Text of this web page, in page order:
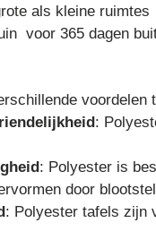
als kleine ruimtes
voor 365 dagen
voordelen
:
: Polyester is
door
: Polyester tafels zijn